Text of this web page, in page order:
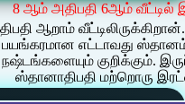
8 ஆம் அதிபதி 6ஆம் வீட்டில்
ஆறாம்
எட்டாவது ஸ்தானம்
குறிக்கும்.
ஸ்தானாதிபதி மற்றொரு